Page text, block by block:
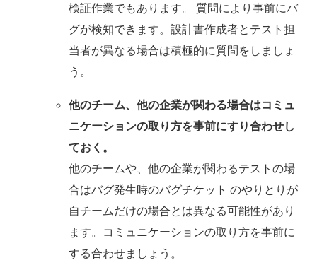
検証作業でもあります。 質問により事前にバ
グが検知できます。設計書作成者とテスト担
当者が異なる場合は積極的に質問をしましょ
う。
他のチーム、他の企業が関わる場合はコミュ
ニケーションの取り方を事前にすり合わせし
ておく。
他のチームや、他の企業が関わるテストの場
合はバグ発生時のバグチケット のやりとりが
自チームだけの場合とは異なる可能性があり
ます。コミュニケーションの取り方を事前に
する合わせましょう。